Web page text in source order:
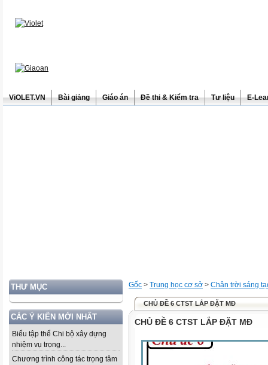
ViOLET.VN Bài giảng Giáo án Đề thi & Kiểm tra Tư liệu E-
THƯ MỤC
CÁC Ý KIẾN MỚI NHẤT
Biểu tập thể Chi bộ xây dựng
nhiệm vụ trọng...
Chương trình công tác trọng tâm
Gốc > Trung học cơ sở > Chân trời sáng
CHỦ ĐỀ 6 CTST LẮP ĐẶT MĐ
CHỦ ĐỀ 6 CTST LẮP ĐẶT MĐ